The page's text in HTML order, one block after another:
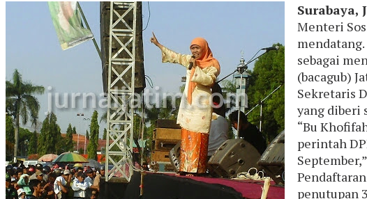
Surabaya,
Menteri
sebagai
(bacagub)
Sekretaris
yang diberi
“Bu
perintah
penutupan